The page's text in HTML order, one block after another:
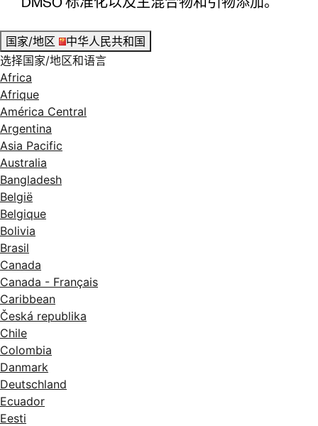
国家/地区
中华人民共和国
选择国家/地区和语言
Africa
Afrique
América Central
Argentina
Asia Pacific
Australia
Bangladesh
België
Belgique
Bolivia
Brasil
Canada
Canada - Français
Caribbean
Česká republika
Chile
Colombia
Danmark
Deutschland
Ecuador
Eesti